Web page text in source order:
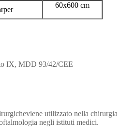
60x600 cm
IX, MDD 93/42/CEE
viene utilizzato nella chirurgia
negli istituti medici.